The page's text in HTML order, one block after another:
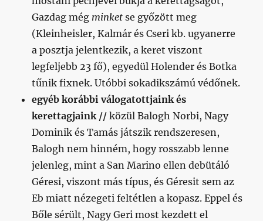
Gazdag még minket se győzött meg
(Kleinheisler, Kalmár és Cseri kb. ugyanerre
a posztja jelentkezik, a keret viszont
legfeljebb 23 fő), egyedül Holender és Botka
tűnik fixnek. Utóbbi sokadikszámú védőnek.
egyéb korábbi válogatottjaink és
kerettagjaink // közül Balogh Norbi, Nagy
Dominik és Tamás játszik rendszeresen,
Balogh nem hinném, hogy rosszabb lenne
jelenleg, mint a San Marino ellen debütáló
Géresi, viszont más típus, és Géresit sem az
Eb miatt nézegeti feltétlen a kopasz. Eppel és
Bőle sérült, Nagy Geri most kezdett el